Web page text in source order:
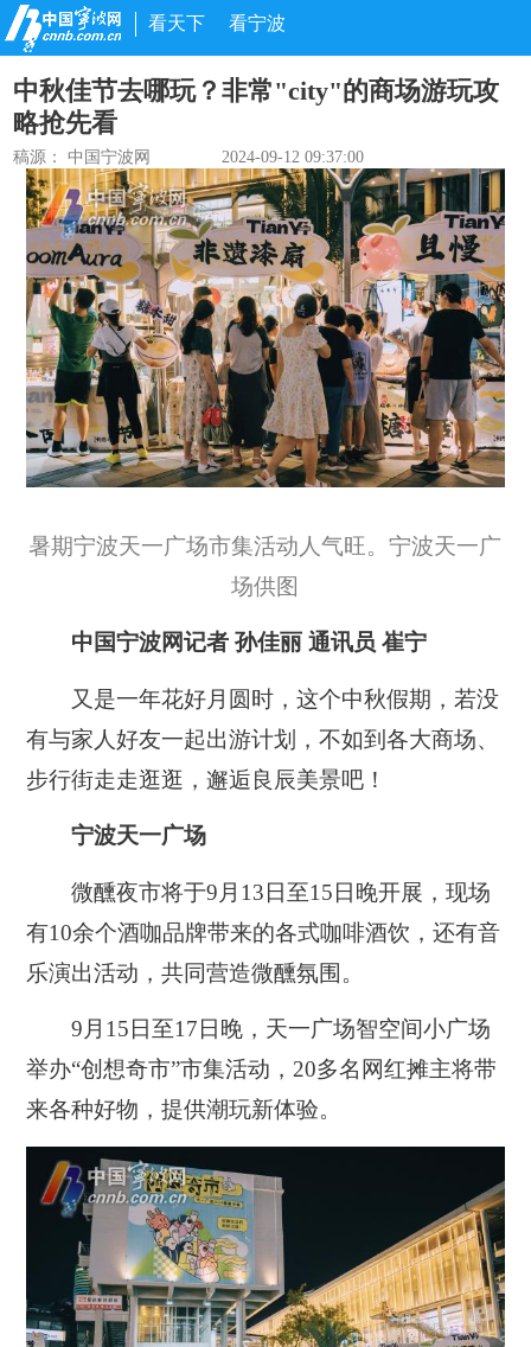
看天下 看宁波
中秋佳节去哪玩？非常"city"的商场游玩攻
略抢先看
稿源： 中国宁波网 2024-09-12 09:37:00
暑期宁波天一广场市集活动人气旺。宁波天一广
场供图
中国宁波网记者 孙佳丽 通讯员 崔宁
又是一年花好月圆时，这个中秋假期，若没
有与家人好友一起出游计划，不如到各大商场、
步行街走走逛逛，邂逅良辰美景吧！
宁波天一广场
微醺夜市将于9月13日至15日晚开展，现场
有10余个酒咖品牌带来的各式咖啡酒饮，还有音
乐演出活动，共同营造微醺氛围。
9月15日至17日晚，天一广场智空间小广场
举办“创想奇市”市集活动，20多名网红摊主将带
来各种好物，提供潮玩新体验。